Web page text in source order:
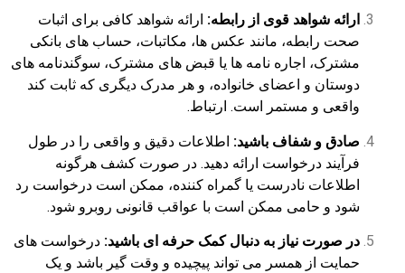
ارائه شواهد قوی از رابطه: ارائه شواهد کافی برای اثبات
صحت رابطه، مانند عکس ها، مکاتبات، حساب های بانکی
مشترک، اجاره نامه ها یا قبض های مشترک، سوگندنامه های
دوستان و اعضای خانواده، و هر مدرک دیگری که ثابت کند
واقعی و مستمر است. ارتباط.
صادق و شفاف باشید: اطلاعات دقیق و واقعی را در طول
فرآیند درخواست ارائه دهید. در صورت کشف هرگونه
اطلاعات نادرست یا گمراه کننده، ممکن است درخواست رد
شود و حامی ممکن است با عواقب قانونی روبرو شود.
در صورت نیاز به دنبال کمک حرفه ای باشید: درخواست های
حمایت از همسر می تواند پیچیده و وقت گیر باشد و یک